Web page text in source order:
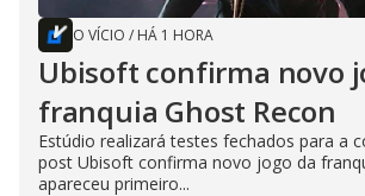
O VÍCIO / HÁ 1 HORA
Ubisoft confirma novo
franquia Ghost Recon
Estúdio realizará testes fechados para a
post Ubisoft confirma novo jogo da
apareceu primeiro...